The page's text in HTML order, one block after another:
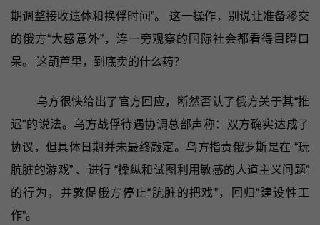
期调整接收遗体和换俘时间”。 这一操作，别说让准备移交
的俄方“大感意外”，连一旁观察的国际社会都看得目瞪口
呆。 这葫芦里，到底卖的什么药？
乌方很快给出了官方回应，断然否认了俄方关于其“推
迟”的说法。乌方战俘待遇协调总部声称：双方确实达成了
协议，但具体日期并未最终敲定。乌方指责俄罗斯是在 “玩
肮脏的游戏” 、进行 “操纵和试图利用敏感的人道主义问题”
的行为，并敦促俄方停止“肮脏的把戏”，回归“建设性工
作”。